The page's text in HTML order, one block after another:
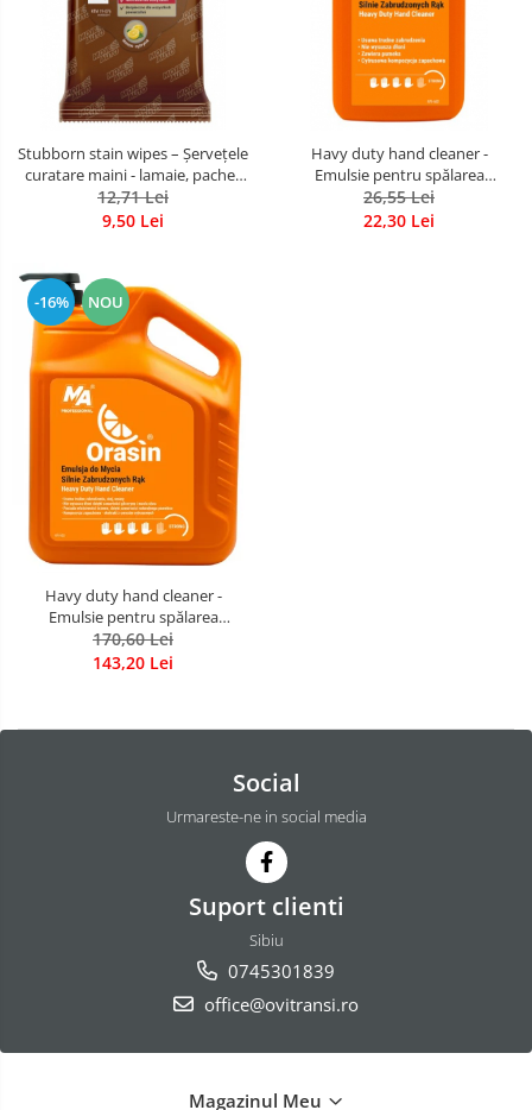
Stubborn stain wipes – Șervețele
curatare maini - lamaie, pachet
24 buc
12,71 Lei
9,50 Lei
Havy duty hand cleaner -
Emulsie pentru spălarea
mâinilor foarte murdare, fara
apa, bidon 550 g
26,55 Lei
22,30 Lei
-16% NOU
Havy duty hand cleaner -
Emulsie pentru spălarea
mâinilor foarte murdare, fara
apa. bidon cu pompita 5,00 kg
170,60 Lei
143,20 Lei
Social
Urmareste-ne in social media
Suport clienti
Sibiu
0745301839
office@ovitransi.ro
Magazinul Meu